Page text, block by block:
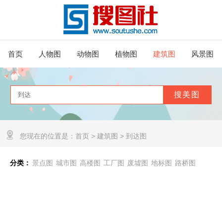
首页 人物图 动物图 植物图 建筑图 风景图
您现在的位置是： 首页 > 建筑图 > 到达图
分类： 景点图 城市图 高楼图 工厂图 废墟图 地标图 路桥图